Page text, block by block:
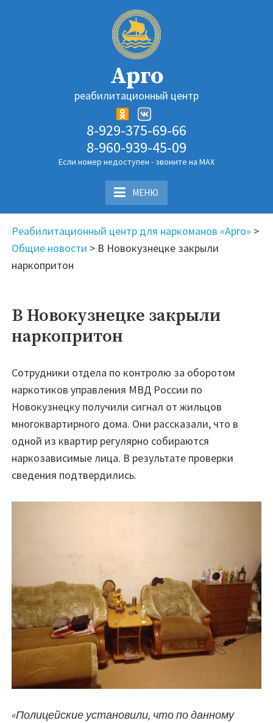
Арго
реабилитационный центр
8-929-375-69-66
8-960-939-45-09
Если номер недоступен - звоните на MAX
МЕНЮ
Реабилитационный центр для наркоманов «Арго» >
Общие новости > В Новокузнецке закрыли
наркопритон
В Новокузнецке закрыли
наркопритон
Сотрудники отдела по контролю за оборотом
наркотиков управления МВД России по
Новокузнецку получили сигнал от жильцов
многоквартирного дома. Они рассказали, что в
одной из квартир регулярно собираются
наркозависимые лица. В результате проверки
сведения подтвердились.
«Полицейские установили, что по данному